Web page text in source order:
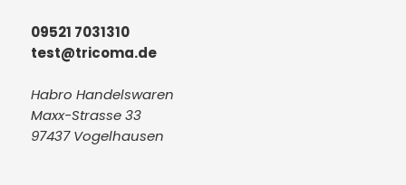
09521 7031310
test@tricoma.de
Habro Handelswaren
Maxx-Strasse 33
97437 Vogelhausen